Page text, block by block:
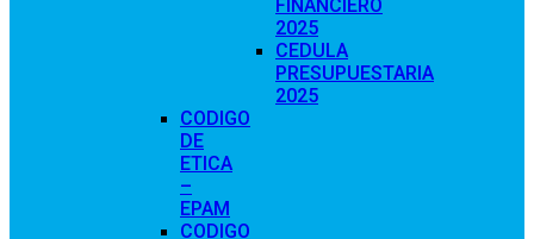
FINANCIERO
2025
CEDULA
PRESUPUESTARIA
2025
CODIGO
DE
ETICA
–
EPAM
CODIGO